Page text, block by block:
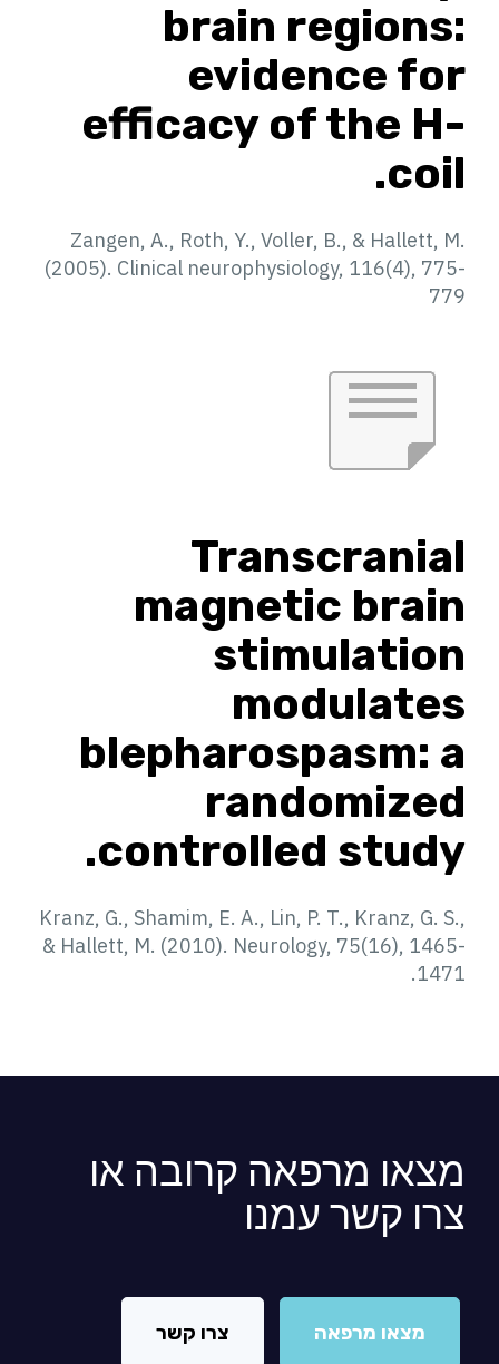
brain regions:
evidence for
efficacy of the H-
coil.
Zangen, A., Roth, Y., Voller, B., & Hallett, M.
(2005). Clinical neurophysiology, 116(4), 775-
779
Transcranial
magnetic brain
stimulation
modulates
blepharospasm: a
randomized
controlled study.
Kranz, G., Shamim, E. A., Lin, P. T., Kranz, G. S.,
& Hallett, M. (2010). Neurology, 75(16), 1465-
1471.
מצאו מרפאה קרובה או
צרו קשר עמנו
מצאו מרפאה צרו קשר